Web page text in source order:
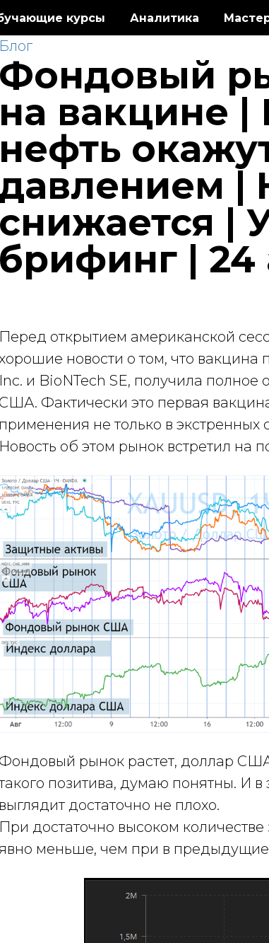
курсы Аналитика
Блог
Фондовый
на вакцине
нефть
давлением |
снижается |
брифинг | 24
Перед открытием американской
новости о том, что вакцина
Inc. и BioNTech SE, получила
США. Фактически это первая
применения не только в экстренных
Новость об этом рынок встретил на
Фондовый рынок растет, доллар
позитива, думаю понятны. И
выглядит достаточно не плохо.
При достаточно высоком
явно меньше, чем при в предыдущие